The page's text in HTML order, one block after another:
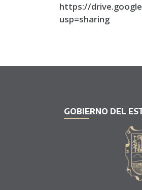
https://
usp=sharing
GOBIERNO DEL